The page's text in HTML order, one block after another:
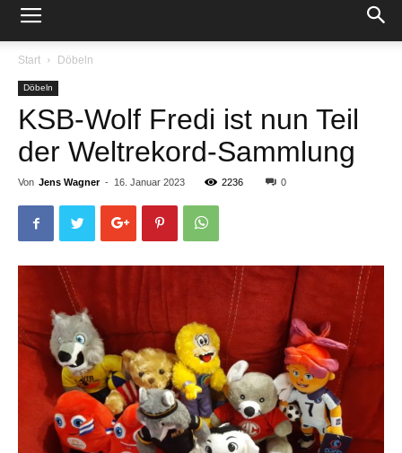
Start Döbeln
Döbeln
KSB-Wolf Fredi ist nun Teil
der Weltrekord-Sammlung
Von Jens Wagner - 16. Januar 2023 2236 0